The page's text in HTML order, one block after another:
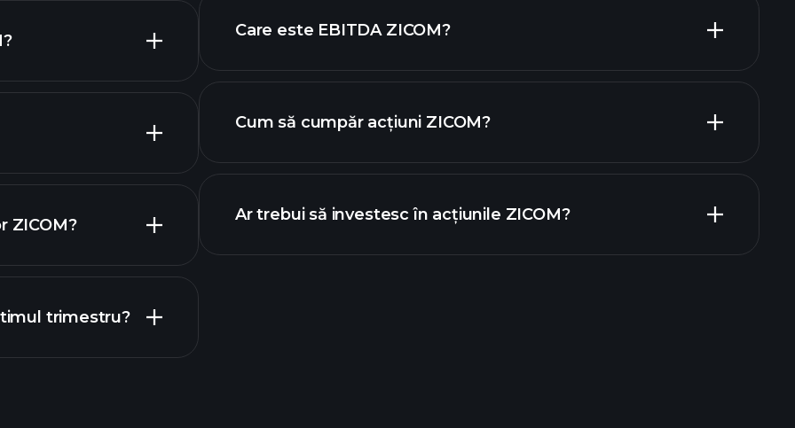
ZICOM?
calendarului
trimestru?
Care este EBITDA ZICOM?
rapoartele financiare
Cum să cumpăr acțiuni ZICOM?
Ar trebui să investesc în acțiunile ZICOM?